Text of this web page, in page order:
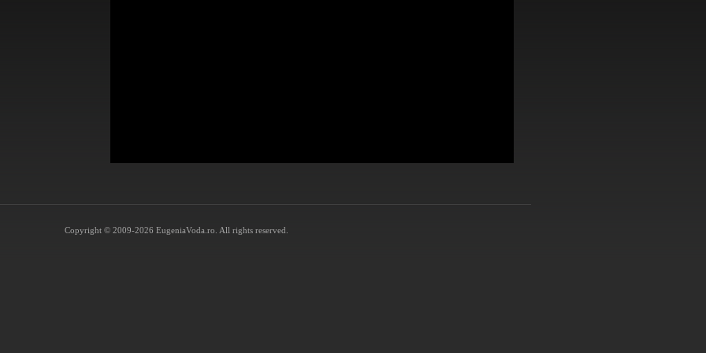
Copyright © 2009-2026 EugeniaVoda.ro. All rights reserved.